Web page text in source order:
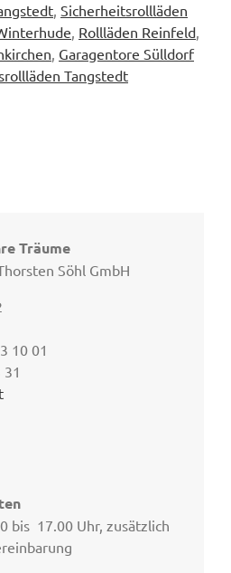
, Sicherheitsrollläden
, Rollläden Reinfeld,
, Garagentore Sülldorf
Tangstedt
Träume
Söhl GmbH
10 01
bis 17.00 Uhr, zusätzlich